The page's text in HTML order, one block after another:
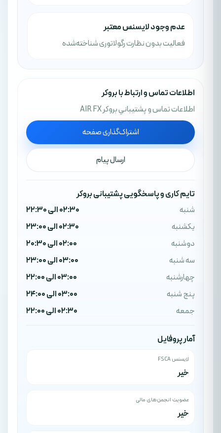
عدم وجود لایسنس معتبر
فعالیت بدون نظارت رگولاتوری شناخته‌شده
اطلاعات تماس و ارتباط با بروکر
اطلاعات تماس و پشتيباني بروکر AIR FX
اشتراک‌گذاری صفحه
ارسال پیام
تایم کاری و پاسخگویی پشتیبانی بروکر
شنبه
02:30 الی 22:30
یکشنبه
02:30 الی 23:00
دوشنبه
02:00 الی 20:30
سه شنبه
03:00 الی 23:00
چهارشنبه
03:00 الی 22:00
پنج شنبه
03:00 الی 24:00
جمعه
02:30 الی 22:00
آمار پروفایل
لایسنس FSCA
خیر
عضویت انجمن‌های مالی
خیر